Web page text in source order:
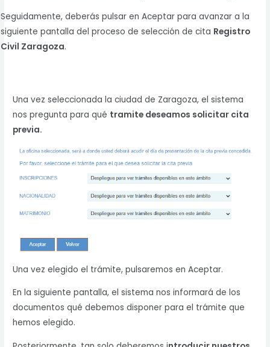
Seguidamente, deberás pulsar en Aceptar para avanzar a la
siguiente pantalla del proceso de selección de cita Registro
Civil Zaragoza.
Una vez seleccionada la ciudad de Zaragoza, el sistema
nos pregunta para qué tramite deseamos solicitar cita
previa.
Una vez elegido el trámite, pulsaremos en Aceptar.
En la siguiente pantalla, el sistema nos informará de los
documentos qué debemos disponer para el trámite que
hemos elegido.